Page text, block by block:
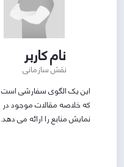
نام کاربر
نقش سازمانی
این یک الگوی سفارشی است
که خلاصه مقالات موجود در
نمایش منابع را ارائه می دهد.